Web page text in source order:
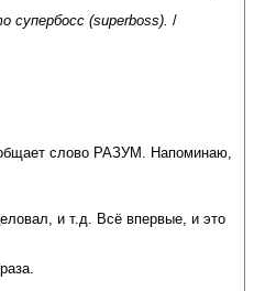
супербосс (superboss). /
слово РАЗУМ. Напоминаю,
и т.д. Всё впервые, и это